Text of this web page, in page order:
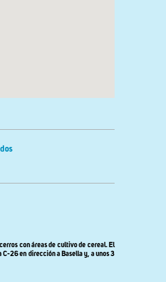
con áreas de cultivo de cereal. El
C-26 en dirección a Basella y, a unos 3